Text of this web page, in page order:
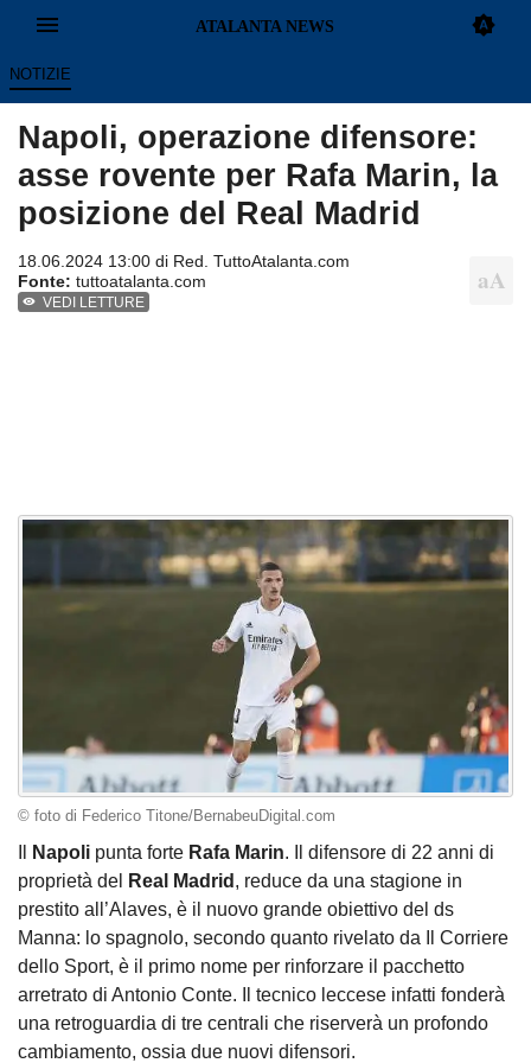
NOTIZIE
Napoli, operazione difensore:
asse rovente per Rafa Marin, la
posizione del Real Madrid
18.06.2024 13:00 di Red. TuttoAtalanta.com
Fonte: tuttoatalanta.com
VEDI LETTURE
© foto di Federico Titone/BernabeuDigital.com
Napoli punta forte Rafa Marin. Il difensore di 22 anni di
proprietà del
Real Madrid , reduce da una stagione in
prestito all’Alaves, è il nuovo grande obiettivo del ds
Manna: lo spagnolo, secondo quanto rivelato da Il Corriere
dello Sport, è il primo nome per rinforzare il pacchetto
arretrato di Antonio Conte. Il tecnico leccese infatti fonderà
una retroguardia di tre centrali che riserverà un profondo
cambiamento, ossia due nuovi difensori.